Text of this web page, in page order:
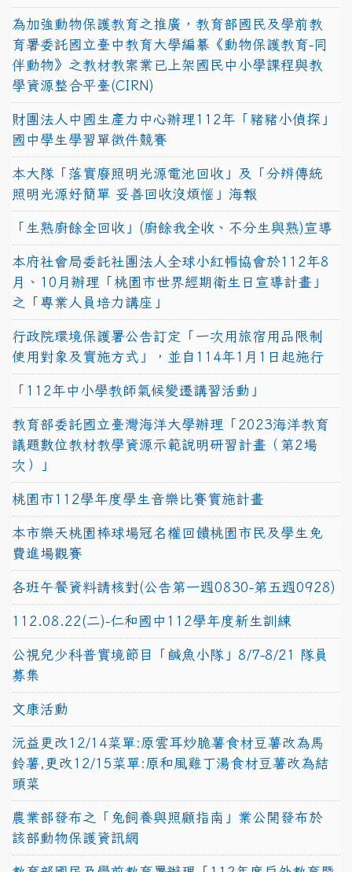
為加強動物保護教育之推廣，教育部國民及學前教
育署委託國立臺中教育大學編纂《動物保護教育-同
伴動物》之教材教案業已上架國民中小學課程與教
學資源整合平臺(CIRN)
財團法人中國生產力中心辦理112年「豬豬小偵探」
國中學生學習單徵件競賽
本大隊「落實廢照明光源電池回收」及「分辨傳統
照明光源好簡單 妥善回收沒煩惱」海報
「生熟廚餘全回收」(廚餘我全收、不分生與熟)宣導
本府社會局委託社團法人全球小紅帽協會於112年8
月、10月辦理「桃園市世界經期衛生日宣導計畫」
之「專業人員培力講座」
行政院環境保護署公告訂定「一次用旅宿用品限制
使用對象及實施方式」，並自114年1月1日起施行
「112年中小學教師氣候變遷講習活動」
教育部委託國立臺灣海洋大學辦理「2023海洋教育
議題數位教材教學資源示範說明研習計畫（第2場
次）」
桃園市112學年度學生音樂比賽實施計畫
本市樂天桃園棒球場冠名權回饋桃園市民及學生免
費進場觀賽
各班午餐資料請核對(公告第一週0830-第五週0928)
112.08.22(二)-仁和國中112學年度新生訓練
公視兒少科普實境節目「鹹魚小隊」8/7-8/21 隊員
募集
文康活動
沅益更改12/14菜單:原雲耳炒脆薯食材豆薯改為馬
鈴薯,更改12/15菜單:原和風雞丁湯食材豆薯改為結
頭菜
農業部發布之「兔飼養與照顧指南」業公開發布於
該部動物保護資訊網